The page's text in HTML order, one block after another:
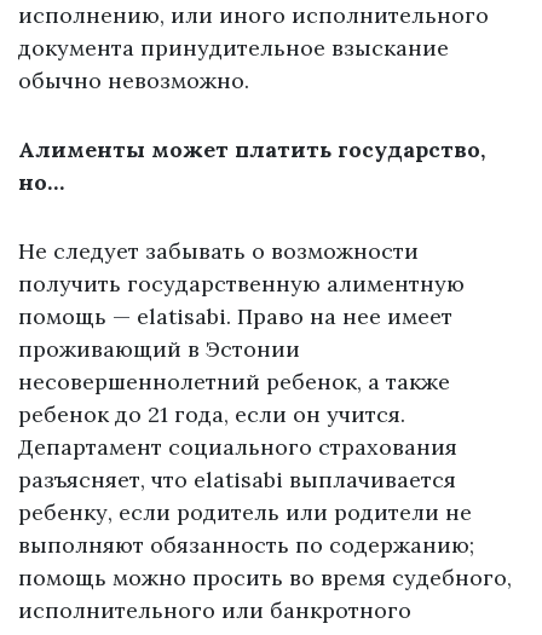
исполнению, или иного исполнительного
документа принудительное взыскание
обычно невозможно.
Алименты может платить государство,
но…
Не следует забывать о возможности
получить государственную алиментную
помощь — elatisabi. Право на нее имеет
проживающий в Эстонии
несовершеннолетний ребенок, а также
ребенок до 21 года, если он учится.
Департамент социального страхования
разъясняет, что elatisabi выплачивается
ребенку, если родитель или родители не
выполняют обязанность по содержанию;
помощь можно просить во время судебного,
исполнительного или банкротного